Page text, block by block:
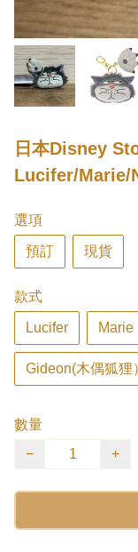
日本Disney
Lucifer/Marie/
選項
預訂 現貨
款式
Lucifer Marie
Gideon(木偶狐狸
數量
−
+